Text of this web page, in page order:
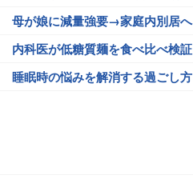
母が娘に減量強要→家庭内別居へ
内科医が低糖質麺を食べ比べ検証
睡眠時の悩みを解消する過ごし方